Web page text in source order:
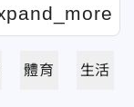
體育 生活